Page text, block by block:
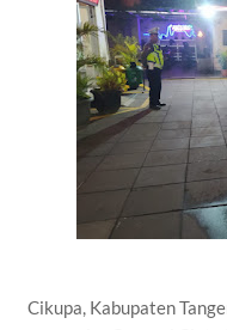
Cikupa, Kabupaten